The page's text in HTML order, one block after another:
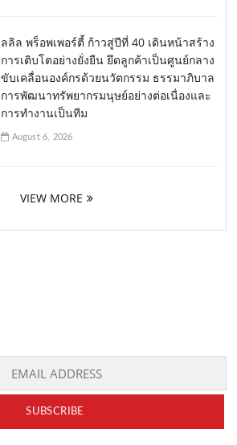
ลลิล พร็อพเพอร์ตี้ ก้าวสู่ปีที่ 40 เดินหน้าสร้าง
การเติบโตอย่างยั่งยืน ยึดลูกค้าเป็นศูนย์กลาง
ขับเคลื่อนองค์กรด้วยนวัตกรรม ธรรมาภิบาล
การพัฒนาทรัพยากรมนุษย์อย่างต่อเนื่องและ
การทำงานเป็นทีม
August 6, 2026
VIEW MORE